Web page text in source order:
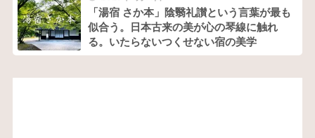
「湯宿 さか本」陰翳礼讃という言葉が最も
似合う。日本古来の美が心の琴線に触れ
る。いたらないつくせない宿の美学